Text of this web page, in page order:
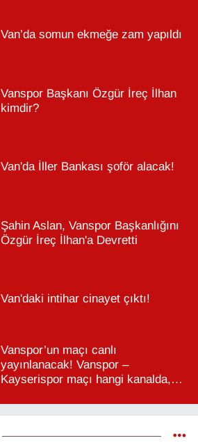
Van’da somun ekmeğe zam yapıldı
Vanspor Başkanı Özgür İreç İlhan
kimdir?
Van'da İller Bankası şoför alacak!
Şahin Aslan, Vanspor Başkanlığını
Özgür İreç İlhan'a Devretti
Van'daki intihar cinayet çıktı!
Vanspor’un maçı canlı
yayınlanacak! Vanspor –
Kayserispor maçı hangi kanalda,